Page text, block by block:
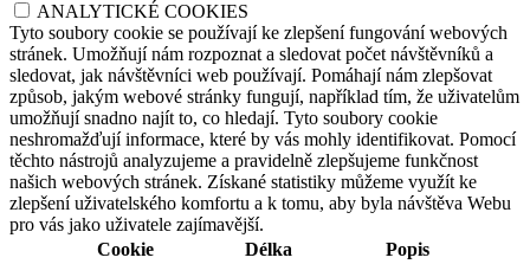
ANALYTICKÉ COOKIES
Tyto soubory cookie se používají ke zlepšení fungování webových
stránek. Umožňují nám rozpoznat a sledovat počet návštěvníků a
sledovat, jak návštěvníci web používají. Pomáhají nám zlepšovat
způsob, jakým webové stránky fungují, například tím, že uživatelům
umožňují snadno najít to, co hledají. Tyto soubory cookie
neshromažďují informace, které by vás mohly identifikovat. Pomocí
těchto nástrojů analyzujeme a pravidelně zlepšujeme funkčnost
našich webových stránek. Získané statistiky můžeme využít ke
zlepšení uživatelského komfortu a k tomu, aby byla návštěva Webu
pro vás jako uživatele zajímavější.
Cookie
Délka Popis